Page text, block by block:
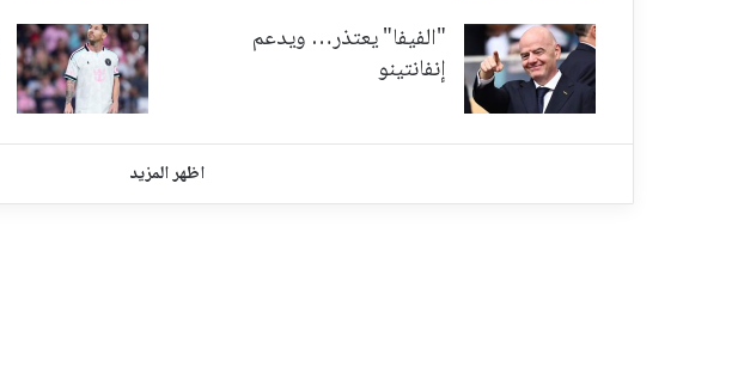
"الفيفا" يعتذر… ويدعم
إنفانتينو
اظهر المزيد